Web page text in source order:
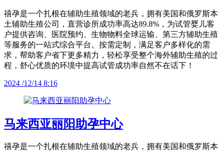
禧孕是一个扎根在辅助生殖领域的老兵，拥有美国和俄罗斯本
土辅助生殖公司，直营诊所成功率高达89.8%，为试管婴儿客
户提供咨询、医院预约、生物物料全球运输、第三方辅助生殖
等服务的一站式综合平台。按需定制，满足客户多样化的需
求，帮助客户省下更多精力，轻松享受整个海外辅助生殖的过
程，舒心优质的环境中提高试管成功率自然不在话下！
2024 /12/14 8:16
马来西亚丽阳助孕中心
禧孕是一个扎根在辅助生殖领域的老兵，拥有美国和俄罗斯本